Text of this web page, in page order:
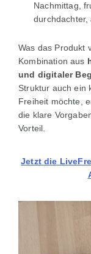
Nachmittag,
durchdachter,
Was das Produkt
Kombination aus
und digitaler
Struktur auch ein
Freiheit möchte,
die klare
Vorteil.
Jetzt die